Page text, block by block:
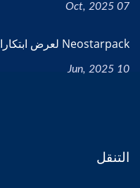
07 Oct, 2025
Neostarpack لعرض ابتكارات تعبئة السوائل...
10 Jun, 2025
التنقل